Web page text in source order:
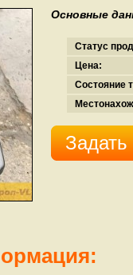
Основные
Статус
Цена:
Состояние
Задать